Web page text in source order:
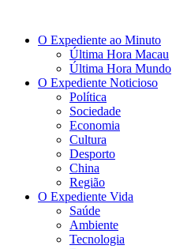
O Expediente ao Minuto
Última Hora Macau
Última Hora Mundo
O Expediente Noticioso
Política
Sociedade
Economia
Cultura
Desporto
China
Região
O Expediente Vida
Saúde
Ambiente
Tecnologia